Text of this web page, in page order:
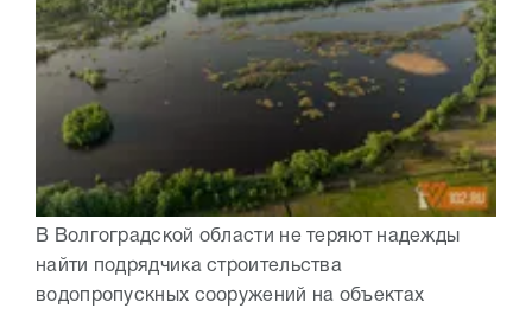
В Волгоградской области не теряют надежды
найти подрядчика строительства
водопропускных сооружений на объектах